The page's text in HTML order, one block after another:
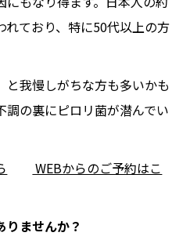
ており、特に50代以上の方
と我慢しがちな方も多いかも
調の裏にピロリ菌が潜んでい
WEBからのご予約はこ
りませんか？